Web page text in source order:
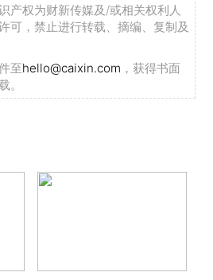
产权为财新传媒及/或相关权利人
可，禁止进行转载、摘编、复制及
至hello@caixin.com ，获得书面
。